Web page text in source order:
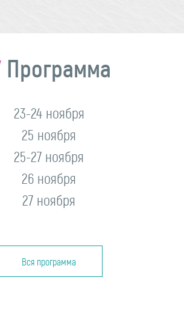
Программа
23-24 ноября
25 ноября
25-27 ноября
26 ноября
27 ноября
Вся программа